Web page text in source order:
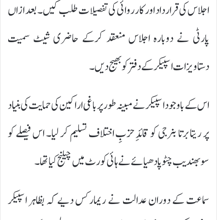
اجلاس کی قرارداد اور کارروائی کی تفصیلات طلب کیں۔ بعد ازاں
پارٹی نے دوبارہ اجلاس منعقد کرکے حاضری شیٹ سمیت
دستاویزات اسپیکر کے دفتر کو بھیج دیں۔
اس کے باوجود اسپیکر نے مبینہ طور پر باغی اراکین کی حمایت کی بنیاد
پر ریتابرتا بنرجی کو قائدِ حزبِ اختلاف تسلیم کر لیا۔ اس فیصلے کو
سوبھندیب چٹوپادھیائے نے ہائی کورٹ میں چیلنج کیا تھا۔
سماعت کے دوران عدالت نے ریمارکس دیے کہ بظاہر اسپیکر